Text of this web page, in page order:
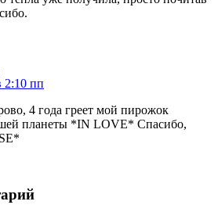
2:10 пп
4 года греет мой пирожок
планеты *IN LOVE* Спасибо,